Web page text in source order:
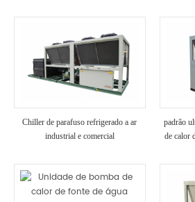
Chiller de parafuso refrigerado a ar
industrial e comercial
padrão
de calor